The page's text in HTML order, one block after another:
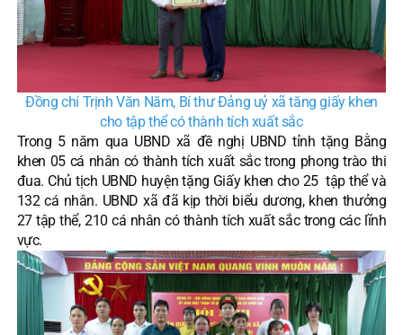
Đồng chí Trịnh Văn Năm, Bí thư Đảng uỷ xã tăng giấy khen
cho tập thể có thành tích xuất sắc
Trong 5 năm qua UBND xã đề nghị UBND tỉnh tặng Bằng
khen 05 cá nhân có thành tích xuất sắc trong phong trào thi
đua. Chủ tịch UBND huyện tặng Giấy khen cho 25 tập thể và
132 cá nhân. UBND xã đã kịp thời biểu dương, khen thưởng
27 tập thể, 210 cá nhân có thành tích xuất sắc trong các lĩnh
vực.